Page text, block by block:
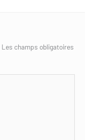
Les champs obligatoires